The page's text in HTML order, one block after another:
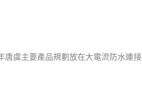
唐虞主要產品規劃放在大電流防水連接